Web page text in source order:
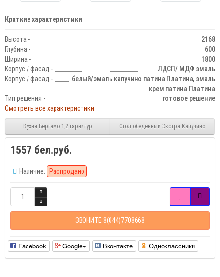
Краткие характеристики
Высота -
2168
Глубина -
600
Ширина -
1800
Корпус / фасад -
ЛДСП/ МДФ эмаль
Корпус / фасад -
белый/эмаль капучино патина Платина, эмаль
крем патина Платина
Тип решения -
готовое решение
Смотреть все характеристики
Кухня Бергамо 1,2 гарнитур Стол обеденный Экстра Капучино
1557 бел.руб.
Наличие: Распродано
ЗВОНИТЕ 8(044)7708668
Facebook Google+ Вконтакте Одноклассники